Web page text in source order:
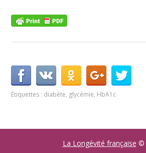
Étiquettes : diabète, glycémie, HbA1c
La Longévité française ©